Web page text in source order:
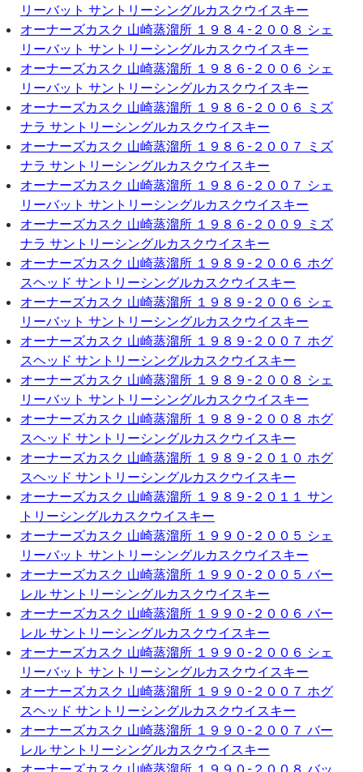
リーバット サントリーシングルカスクウイスキー
オーナーズカスク 山崎蒸溜所 １９８４-２００８ シェ
リーバット サントリーシングルカスクウイスキー
オーナーズカスク 山崎蒸溜所 １９８６-２００６ シェ
リーバット サントリーシングルカスクウイスキー
オーナーズカスク 山崎蒸溜所 １９８６-２００６ ミズ
ナラ サントリーシングルカスクウイスキー
オーナーズカスク 山崎蒸溜所 １９８６-２００７ ミズ
ナラ サントリーシングルカスクウイスキー
オーナーズカスク 山崎蒸溜所 １９８６-２００７ シェ
リーバット サントリーシングルカスクウイスキー
オーナーズカスク 山崎蒸溜所 １９８６-２００９ ミズ
ナラ サントリーシングルカスクウイスキー
オーナーズカスク 山崎蒸溜所 １９８９-２００６ ホグ
スヘッド サントリーシングルカスクウイスキー
オーナーズカスク 山崎蒸溜所 １９８９-２００６ シェ
リーバット サントリーシングルカスクウイスキー
オーナーズカスク 山崎蒸溜所 １９８９-２００７ ホグ
スヘッド サントリーシングルカスクウイスキー
オーナーズカスク 山崎蒸溜所 １９８９-２００８ シェ
リーバット サントリーシングルカスクウイスキー
オーナーズカスク 山崎蒸溜所 １９８９-２００８ ホグ
スヘッド サントリーシングルカスクウイスキー
オーナーズカスク 山崎蒸溜所 １９８９-２０１０ ホグ
スヘッド サントリーシングルカスクウイスキー
オーナーズカスク 山崎蒸溜所 １９８９-２０１１ サン
トリーシングルカスクウイスキー
オーナーズカスク 山崎蒸溜所 １９９０-２００５ シェ
リーバット サントリーシングルカスクウイスキー
オーナーズカスク 山崎蒸溜所 １９９０-２００５ バー
レル サントリーシングルカスクウイスキー
オーナーズカスク 山崎蒸溜所 １９９０-２００６ バー
レル サントリーシングルカスクウイスキー
オーナーズカスク 山崎蒸溜所 １９９０-２００６ シェ
リーバット サントリーシングルカスクウイスキー
オーナーズカスク 山崎蒸溜所 １９９０-２００７ ホグ
スヘッド サントリーシングルカスクウイスキー
オーナーズカスク 山崎蒸溜所 １９９０-２００７ バー
レル サントリーシングルカスクウイスキー